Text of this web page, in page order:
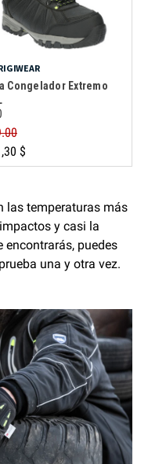
Congelador Extremo
$
las temperaturas más
y casi la
puedes
una y otra vez.